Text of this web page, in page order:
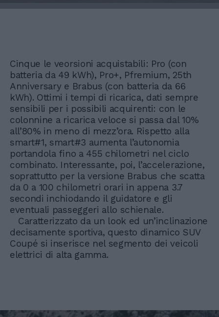
Cinque le veorsioni acquistabili: Pro (con
batteria da 49 kWh), Pro+, Pfremium, 25th
Anniversary e Brabus (con batteria da 66
kWh). Ottimi i tempi di ricarica, dati sempre
sensibili per i possibili acquirenti: con le
colonnine a ricarica veloce si passa dal 10%
all’80% in meno di mezz’ora. Rispetto alla
smart#1, smart#3 aumenta l’autonomia
portandola fino a 455 chilometri nel ciclo
combinato. Interessante, poi, l’accelerazione,
soprattutto per la versione Brabus che scatta
da 0 a 100 chilometri orari in appena 3.7
secondi inchiodando il guidatore e gli
eventuali passeggeri allo schienale.
Caratterizzato da un look ed un’inclinazione
decisamente sportiva, questo dinamico SUV
Coupé si inserisce nel segmento dei veicoli
elettrici di alta gamma.